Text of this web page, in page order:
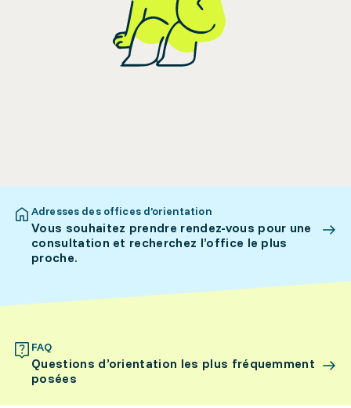
Adresses des offices d’orientation
Vous souhaitez prendre rendez-vous pour une
consultation et recherchez l’office le plus
proche.
FAQ
Questions d’orientation les plus fréquemment
posées